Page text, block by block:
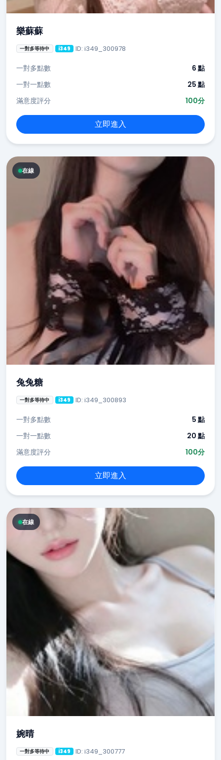
樂蘇蘇
一對多等待中 i349 ID: i349_300978
一對多點數
6 點
一對一點數
25 點
滿意度評分
100分
立即進入
在線
兔兔糖
一對多等待中 i349 ID: i349_300893
一對多點數
5 點
一對一點數
20 點
滿意度評分
100分
立即進入
在線
婉晴
一對多等待中 i349 ID: i349_300777